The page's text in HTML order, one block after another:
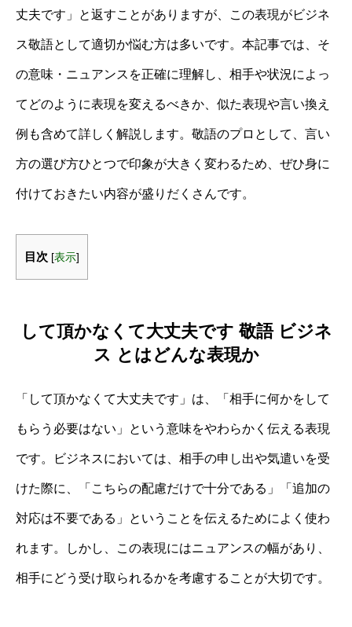
丈夫です」と返すことがありますが、この表現がビジネ
ス敬語として適切か悩む方は多いです。本記事では、そ
の意味・ニュアンスを正確に理解し、相手や状況によっ
てどのように表現を変えるべきか、似た表現や言い換え
例も含めて詳しく解説します。敬語のプロとして、言い
方の選び方ひとつで印象が大きく変わるため、ぜひ身に
付けておきたい内容が盛りだくさんです。
目次 [表示]
して頂かなくて大丈夫です 敬語 ビジネ
ス とはどんな表現か
「して頂かなくて大丈夫です」は、「相手に何かをして
もらう必要はない」という意味をやわらかく伝える表現
です。ビジネスにおいては、相手の申し出や気遣いを受
けた際に、「こちらの配慮だけで十分である」「追加の
対応は不要である」ということを伝えるためによく使わ
れます。しかし、この表現にはニュアンスの幅があり、
相手にどう受け取られるかを考慮することが大切です。